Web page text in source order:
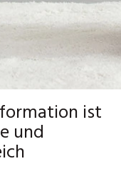
ist
und